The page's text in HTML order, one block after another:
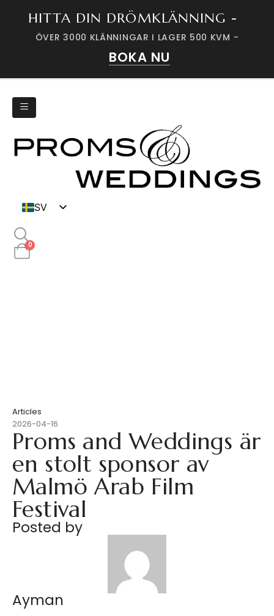
HITTA DIN DRÖMKLÄNNING -
ÖVER 3000 KLÄNNINGAR I LAGER 500 KVM -
BOKA NU
SV
0
Articles
2026-04-16
Proms and Weddings är
en stolt sponsor av
Malmö Arab Film
Festival
Posted by
Ayman